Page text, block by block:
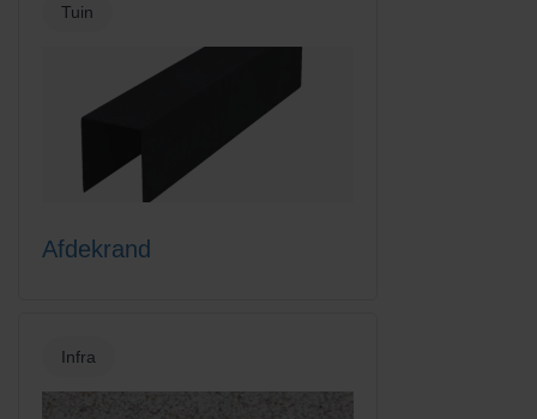
Tuin
Afdekrand
Infra